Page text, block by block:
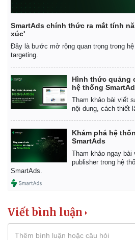
Doanh nghiệp
Thông tin doanh nghiệp
Doanh nghiệp 24h
Doanh nhân
Vì cộng đồng
Tin
SmartAds chính thức ra mắt tính
xúc'
Đây là bước mở rộng quan trọng trong
targeting.
Hình thức quảng
hệ thống
Tham khảo bài viết
nội dung, cách thiết
Khám phá hệ
SmartAds
Tham khảo ngay bài
publisher trong hệ
SmartAds.
Viết bình luận